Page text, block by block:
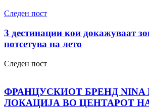
Следен пост
3 дестинации кои докажуваат
потсетува на лето
Следен пост
ФРАНЦУСКИОТ БРЕНД NINA
ЛОКАЦИЈА ВО ЦЕНТАРОТ